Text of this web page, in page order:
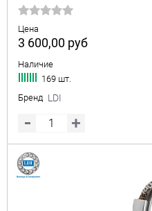
Цена
3 600,00 руб
Наличие
169 шт.
Бренд LDI